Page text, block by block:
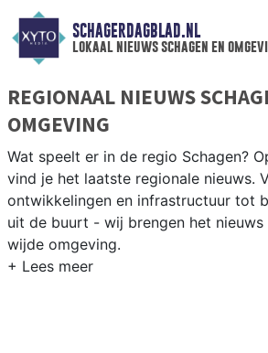
SCHAGERDAGBLAD.NL
lokaal nieuws schagen en
REGIONAAL NIEUWS
OMGEVING
Wat speelt er in de regio Schagen?
vind je het laatste regionale nieuws.
ontwikkelingen en infrastructuur tot
uit de buurt - wij brengen het nieuws
wijde omgeving.